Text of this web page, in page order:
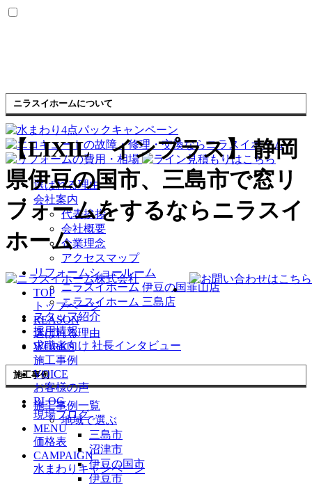
【LIXIL インプラス】 静岡
県伊豆の国市、三島市で窓リ
フォームをするならニラスイ
ホーム
TOP
トップページ
REASON
選ばれる理由
WORKS
施工事例
VOICE
お客様の声
BLOG
現場ブログ
MENU
価格表
CAMPAIGN
水まわりキャンペーン
ニラスイホームについて
選ばれる理由
会社案内
代表挨拶
会社概要
企業理念
アクセスマップ
リフォームショールーム
ニラスイホーム 伊豆の国韮山店
ニラスイホーム 三島店
スタッフ紹介
採用情報
求職者向け 社長インタビュー
施工事例
施工事例一覧
地域で選ぶ
三島市
沼津市
伊豆の国市
伊豆市